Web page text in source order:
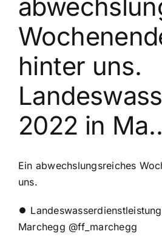
hinter uns.
2022 in
Ein abwechslungsreiches
uns.
⏺
Marchegg @ff_marchegg